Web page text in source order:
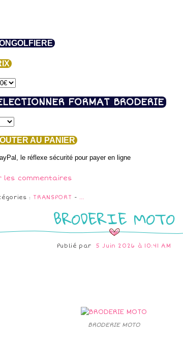
FORMAT BRODERIE
AU PANIER
les commentaires
: TRANSPORT - …
BRODERIE MOTO
Publié par 5 Juin 2026 à 10:41 AM
BRODERIE MOTO